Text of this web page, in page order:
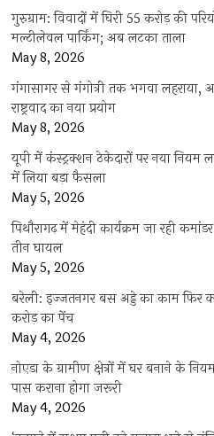
गुरुग्राम: विवादों में घिरी 55 करोड़ की
मल्टीलेवल पार्किंग; अब लटका ताला
May 8, 2026
गंगासागर से गंगोत्री तक भगवा लहराया,
राष्ट्रवाद का नया प्रयोग
May 8, 2026
यूपी में कंस्ट्रक्शन ठेकेदारों पर नया
में लिया बड़ा फैसला
May 5, 2026
पिथौरागढ़ में मेहंदी कार्यक्रम जा रही
तीन घायल
May 5, 2026
बरेली: इज्जतनगर बस अड्डे का काम फिर
करोड़ का पेंच
May 4, 2026
नोएडा के ग्रामीण क्षेत्रों में घर बनाने के
पास कराना होगा जरूरी
May 4, 2026